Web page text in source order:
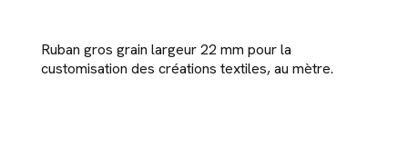
Ruban gros grain largeur 22 mm pour la
customisation des créations textiles, au mètre.